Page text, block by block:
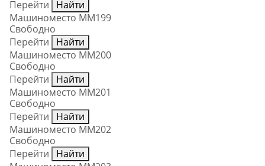
Перейти
Найти
Машиноместо ММ199
Свободно
Перейти
Найти
Машиноместо ММ200
Свободно
Перейти
Найти
Машиноместо ММ201
Свободно
Перейти
Найти
Машиноместо ММ202
Свободно
Перейти
Найти